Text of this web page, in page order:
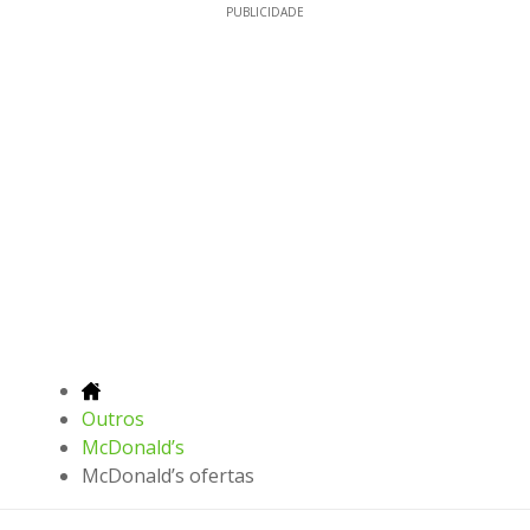
PUBLICIDADE
Outros
McDonald’s
McDonald’s ofertas